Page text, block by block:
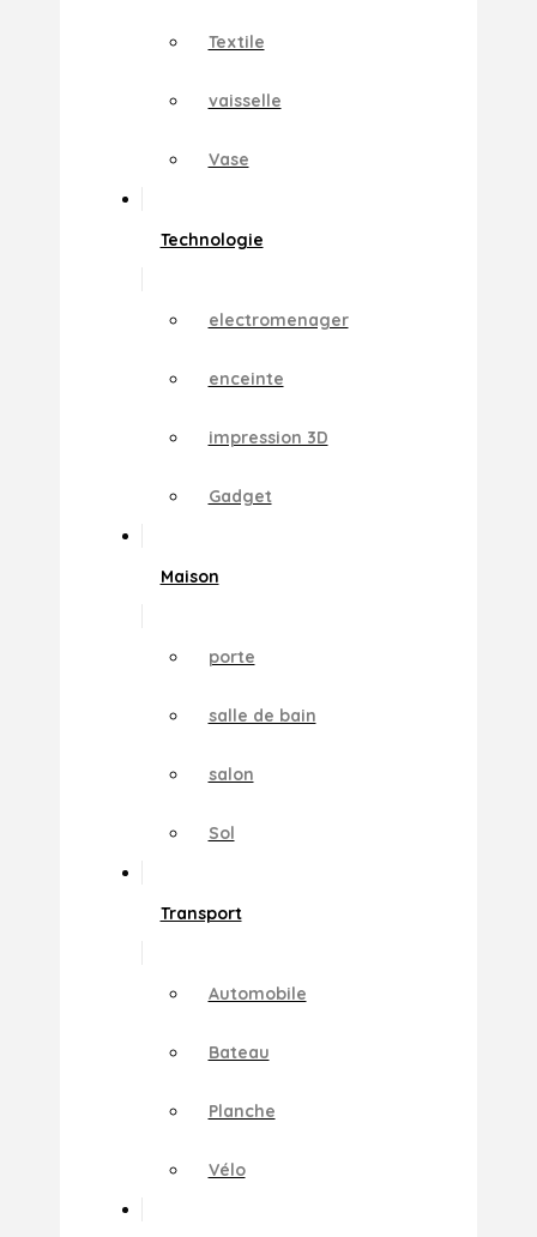
Textile
vaisselle
Vase
Technologie
electromenager
enceinte
impression 3D
Gadget
Maison
porte
salle de bain
salon
Sol
Transport
Automobile
Bateau
Planche
Vélo